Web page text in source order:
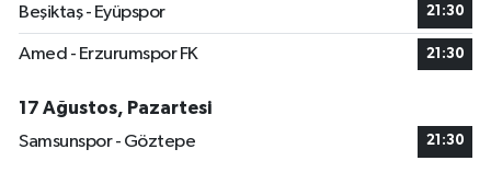
Beşiktaş - Eyüpspor 21:30
Amed - Erzurumspor FK 21:30
17 Ağustos, Pazartesi
Samsunspor - Göztepe
21:30